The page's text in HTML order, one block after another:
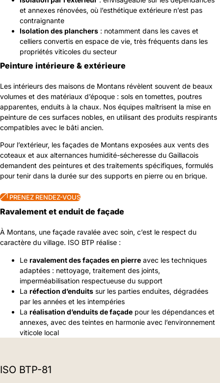
et annexes rénovées, où l’esthétique extérieure n’est pas
contraignante
Isolation des planchers : notamment dans les caves et
celliers convertis en espace de vie, très fréquents dans les
propriétés viticoles du secteur
Peinture intérieure & extérieure
Les intérieurs des maisons de Montans révèlent souvent de beaux
volumes et des matériaux d’époque : sols en tomettes, poutres
apparentes, enduits à la chaux. Nos équipes maîtrisent la mise en
peinture de ces surfaces nobles, en utilisant des produits respirants
compatibles avec le bâti ancien.
Pour l’extérieur, les façades de Montans exposées aux vents des
coteaux et aux alternances humidité-sécheresse du Gaillacois
demandent des peintures et des traitements spécifiques, formulés
pour tenir dans la durée sur des supports en pierre ou en brique.
PRENEZ RENDEZ-VOUS
Ravalement et enduit de façade
À Montans, une façade ravalée avec soin, c’est le respect du
caractère du village. ISO BTP réalise :
Le ravalement des façades en pierre avec les techniques
adaptées : nettoyage, traitement des joints,
imperméabilisation respectueuse du support
La réfection d’enduits sur les parties enduites, dégradées
par les années et les intempéries
La réalisation d’enduits de façade pour les dépendances et
annexes, avec des teintes en harmonie avec l’environnement
viticole local
ISO BTP-81